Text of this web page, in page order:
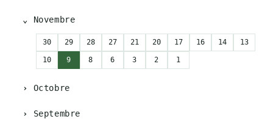
Novembre
30 29 28 27 21 20 17 16 14 13
10 9 8 6 3 2 1
Octobre
Septembre